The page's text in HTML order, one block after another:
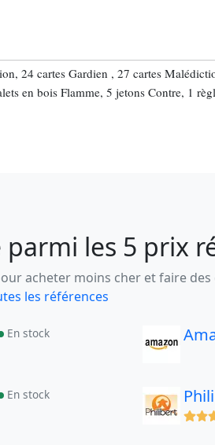
24 cartes Gardien , 27 cartes
en bois Flamme, 5 jetons Contre, 1
les 5 prix
acheter moins cher et faire des
les références
En stock
En stock
(x)